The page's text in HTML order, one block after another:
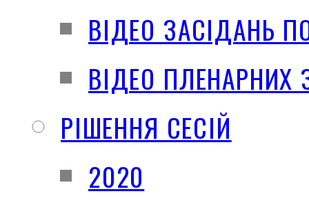
ВІДЕО ЗАСІДАНЬ
ВІДЕО ПЛЕНАРНИХ
РІШЕННЯ СЕСІЙ
2020